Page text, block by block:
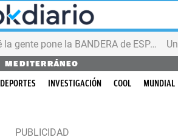
Por qué la gente pone la BANDERA de ESPAÑA en el balcón
MEDITERRÁNEO
DEPORTES INVESTIGACIÓN COOL MUNDIAL